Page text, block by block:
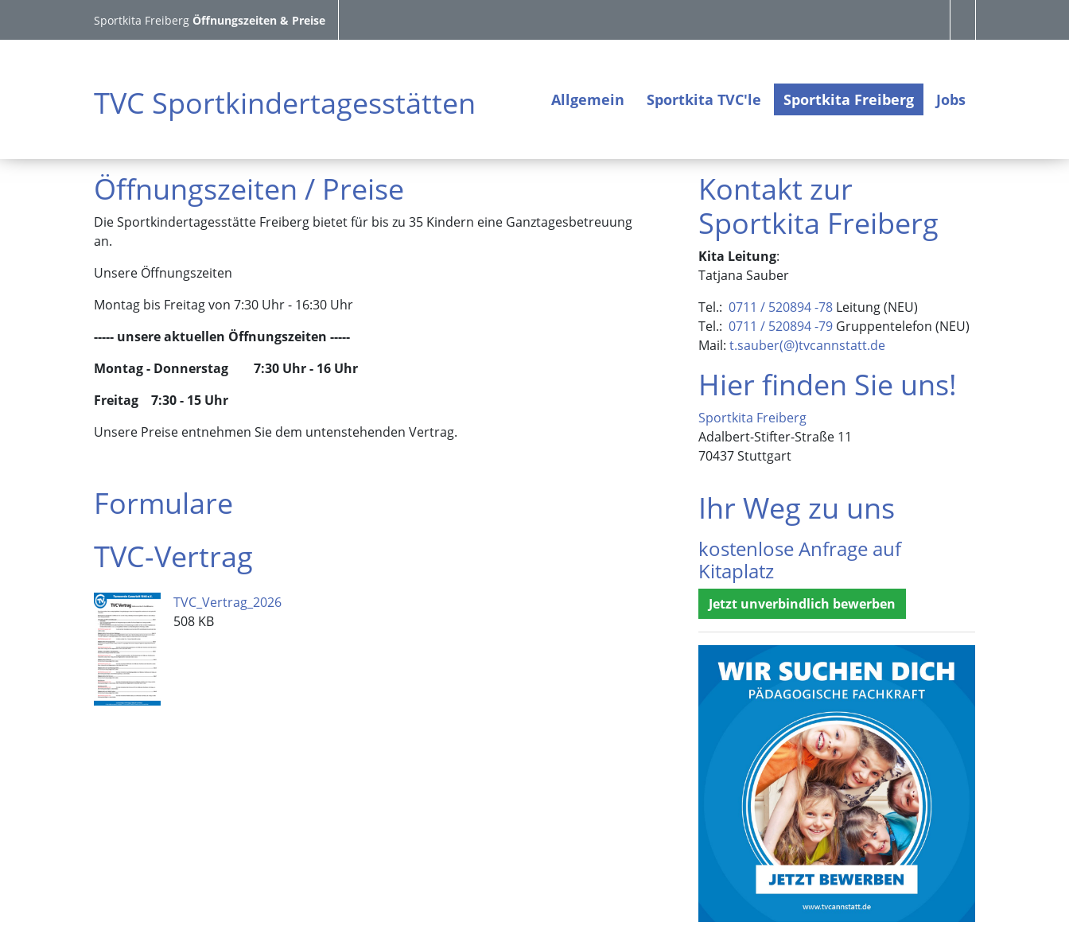
Sportkita Freiberg Öffnungszeiten & Preise
TVC Sportkindertagesstätten Allgemein Sportkita TVC'le Sportkita Freiberg Jobs
Öffnungszeiten / Preise
Die Sportkindertagesstätte Freiberg bietet für bis zu 35 Kindern eine Ganztagesbetreuung
an.
Unsere Öffnungszeiten
Montag bis Freitag von 7:30 Uhr - 16:30 Uhr
----- unsere aktuellen Öffnungszeiten -----
Montag - Donnerstag 7:30 Uhr - 16 Uhr
Freitag 7:30 - 15 Uhr
Unsere Preise entnehmen Sie dem untenstehenden Vertrag.
Formulare
TVC-Vertrag
TVC_Vertrag_2026
508 KB
Kontakt zur
Sportkita Freiberg
Kita Leitung:
Tatjana Sauber
Tel.: 0711 / 520894 -78 Leitung (NEU)
Tel.: 0711 / 520894 -79 Gruppentelefon (NEU)
Mail: t.sauber(@)tvcannstatt.de
Hier finden Sie uns!
Sportkita Freiberg
Adalbert-Stifter-Straße 11
70437 Stuttgart
Ihr Weg zu uns
kostenlose Anfrage auf
Kitaplatz
Jetzt unverbindlich bewerben